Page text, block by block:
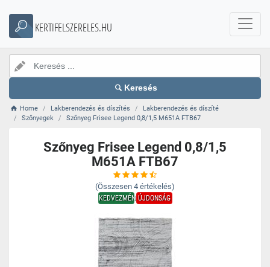
KERTIFELSZERELES.HU
Keresés
Home Lakberendezés és díszítés
Lakberendezés és díszíté
Szőnyegek
Szőnyeg Frisee Legend 0,8/1,5 M651A FTB67
Szőnyeg Frisee Legend 0,8/1,5
M651A FTB67
(Összesen 4 értékelés)
KEDVEZMÉNYÚJDONSÁG